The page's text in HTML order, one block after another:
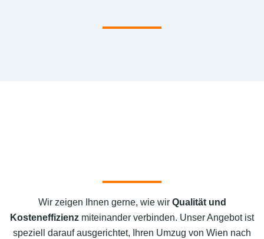
Wir zeigen Ihnen gerne, wie wir Qualität und
Kosteneffizienz miteinander verbinden. Unser Angebot ist
speziell darauf ausgerichtet, Ihren Umzug von Wien nach